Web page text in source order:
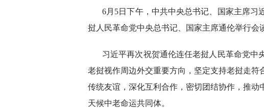
6月5日下午，中共中央总书记、国家主席习
挝人民革命党中央总书记、国家主席通伦举行会
习近平再次祝贺通伦连任老挝人民革命党中
老挝视作周边外交重要方向，坚定支持老挝走
传统友谊，深化互利合作，密切团结协作，推
天候中老命运共同体。